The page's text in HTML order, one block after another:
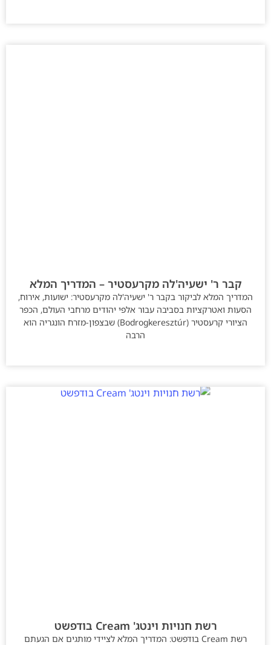
קבר ר' ישעיה'לה מקרעסטיר – המדריך המלא
המדריך המלא לביקור בקבר ר' ישעיה'לה מקרעסטיר: ישועות, אירוח,
הסעות ואטרקציות בסביבה עבור אלפי יהודים מרחבי העולם, הכפר
הציורי קרעסטיר (Bodrogkeresztúr) שבצפון-מזרח הונגריה הוא
הרבה
רשת חנויות וינטג' Cream בודפשט
רשת Cream בודפשט: המדריך המלא לציידי מותגים אם הגעתם